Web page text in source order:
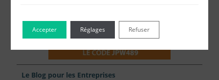
Le Blog pour les Entreprises
Accepter Refuser
Réglages